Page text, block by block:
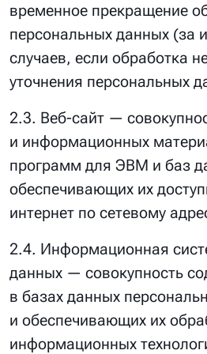
временное прекращение
персональных данных (за
случаев, если обработка
уточнения персональных
2.3. Веб-сайт —
и информационных
программ для ЭВМ и баз
обеспечивающих их
интернет по сетевому
2.4. Информационная
данных — совокупность
в базах данных
и обеспечивающих их
информационных